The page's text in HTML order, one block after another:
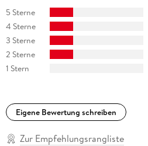
5 Sterne
4 Sterne
3 Sterne
2 Sterne
1 Stern
Eigene Bewertung schreiben
Zur Empfehlungsrangliste